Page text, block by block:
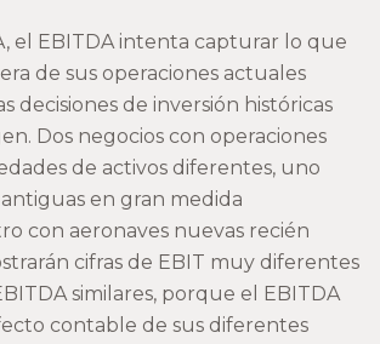
el EBITDA intenta capturar lo que
de sus operaciones actuales
decisiones de inversión históricas
Dos negocios con operaciones
de activos diferentes, uno
en gran medida
con aeronaves nuevas recién
cifras de EBIT muy diferentes
similares, porque el EBITDA
contable de sus diferentes